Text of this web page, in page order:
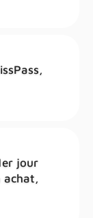
jour
achat,